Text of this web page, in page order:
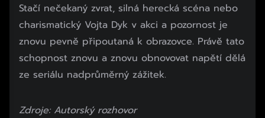
Stačí nečekaný zvrat, silná herecká scéna nebo
charismatický Vojta Dyk v akci a pozornost je
znovu pevně připoutaná k obrazovce. Právě tato
schopnost znovu a znovu obnovovat napětí dělá
ze seriálu nadprůměrný zážitek.
Zdroje: Autorský rozhovor